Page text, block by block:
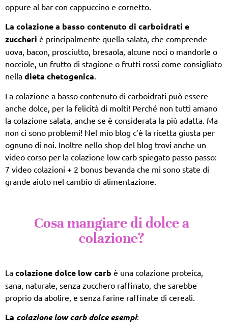
oppure al bar con cappuccino e cornetto.
La colazione a basso contenuto di carboidrati e
zuccheri è principalmente quella salata, che comprende
uova, bacon, prosciutto, bresaola, alcune noci o mandorle o
nocciole, un frutto di stagione o frutti rossi come consigliato
nella dieta chetogenica
La colazione a basso contenuto di carboidrati può essere
anche dolce, per la felicità di molti! Perché non tutti amano
la colazione salata, anche se è considerata la più adatta. Ma
non ci sono problemi! Nel mio blog c’è la ricetta giusta per
ognuno di noi. Inoltre nello shop del blog trovi anche un
video corso per la colazione low carb spiegato passo passo:
7 video colazioni + 2 bonus bevanda che mi sono state di
grande aiuto nel cambio di alimentazione.
Cosa mangiare di dolce a
colazione?
La colazione dolce low carb è una colazione proteica,
sana, naturale, senza zucchero raffinato, che sarebbe
proprio da abolire, e senza farine raffinate di cereali.
La colazione low carb dolce esempi: